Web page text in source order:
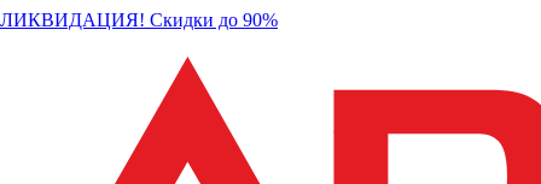
ЛИКВИДАЦИЯ! Скидки до 90%